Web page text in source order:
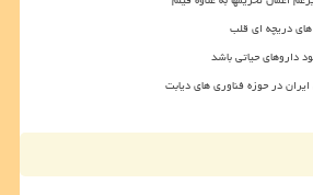
دریچه ای قلب
داروهای حیاتی باشد
در حوزه فناوری های دیابت